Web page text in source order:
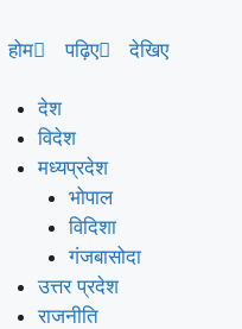
होम
पढ़िए देखिए
देश
विदेश
मध्यप्रदेश
भोपाल
विदिशा
गंजबासोदा
उत्तर प्रदेश
राजनीति